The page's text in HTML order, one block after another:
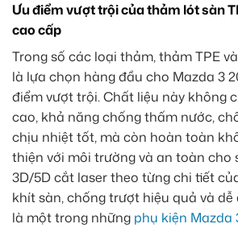
Ưu điểm vượt trội của thảm lót sàn
cao cấp
Trong số các loại thảm, thảm TPE
là lựa chọn hàng đầu cho Mazda 3
điểm vượt trội. Chất liệu này không
cao, khả năng chống thấm nước,
chịu nhiệt tốt, mà còn hoàn toàn
thiện với môi trường và an toàn cho
3D/5D cắt laser theo từng chi tiết
khít sàn, chống trượt hiệu quả và dễ
là một trong những phụ kiện Mazda